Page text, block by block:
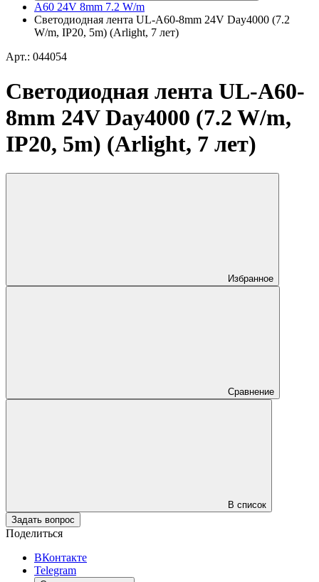
A60 24V 8mm 7.2 W/m
Светодиодная лента UL-A60-8mm 24V Day4000 (7.2
W/m, IP20, 5m) (Arlight, 7 лет)
Арт.: 044054
Светодиодная лента UL-A60-
8mm 24V Day4000 (7.2 W/m,
IP20, 5m) (Arlight, 7 лет)
Избранное
Сравнение
В список
Задать вопрос
Поделиться
ВКонтакте
Telegram